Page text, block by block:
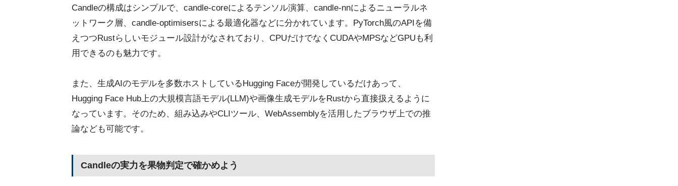
Candleの構成はシンプルで、candle-coreによるテンソル演算、candle-nnによるニューラルネ
ットワーク層、candle-optimisersによる最適化器などに分かれています。PyTorch風のAPIを備
えつつRustらしいモジュール設計がなされており、CPUだけでなくCUDAやMPSなどGPUも利
用できるのも魅力です。
また、生成AIのモデルを多数ホストしているHugging Faceが開発しているだけあって、
Hugging Face Hub上の大規模言語モデル(LLM)や画像生成モデルをRustから直接扱えるように
なっています。そのため、組み込みやCLIツール、WebAssemblyを活用したブラウザ上での推
論なども可能です。
Candleの実力を果物判定で確かめよう